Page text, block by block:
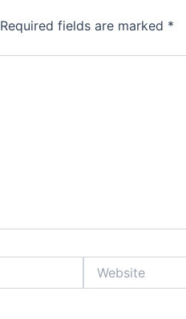
Required fields are marked *